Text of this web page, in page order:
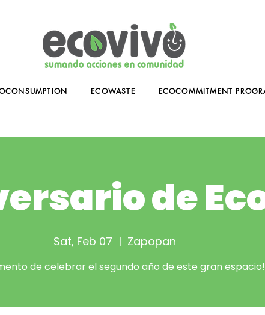
ECOWASTE ECOCOMMITMENT
de
Sat, Feb 07
  |
Zapopan
de celebrar el segundo año de este gran espacio!